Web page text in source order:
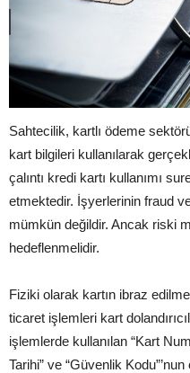
Sahtecilik, kartlı ödeme
kart bilgileri kullanılarak
çalıntı kredi kartı kullanımı
etmektedir. İşyerlerinin fraud
mümkün değildir. Ancak riski
hedeflenmelidir.
Fiziki olarak kartın ibraz
ticaret işlemleri kart
işlemlerde kullanılan “Kart
Tarihi” ve “Güvenlik